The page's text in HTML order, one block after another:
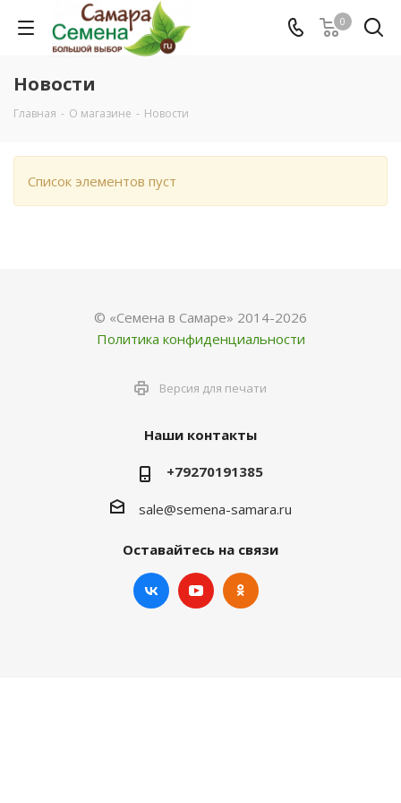
0
Новости
Главная - О магазине - Новости
Список элементов пуст
© «Семена в Самаре» 2014-2026
Политика конфиденциальности
Версия для печати
Наши контакты
+79270191385
sale@semena-samara.ru
Оставайтесь на связи